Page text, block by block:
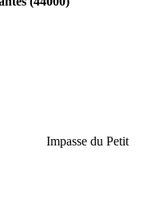
Impasse du Petit